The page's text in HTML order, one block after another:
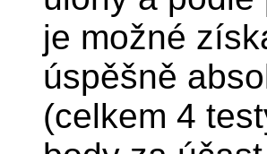
je možné
úspěšně
(celkem 4